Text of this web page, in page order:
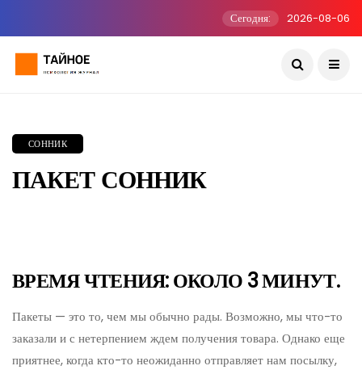
Сегодня: 2026-08-06
СОННИК
ПАКЕТ СОННИК
ВРЕМЯ ЧТЕНИЯ: ОКОЛО 3 МИНУТ.
Пакеты — это то, чем мы обычно рады. Возможно, мы что-то
заказали и с нетерпением ждем получения товара. Однако еще
приятнее, когда кто-то неожиданно отправляет нам посылку,